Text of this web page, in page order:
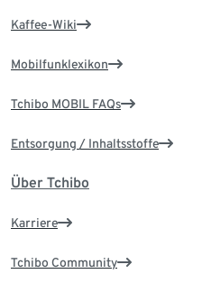
Kaffee-Wiki
Mobilfunklexikon
Tchibo MOBIL FAQs
Entsorgung / Inhaltsstoffe
Über Tchibo
Karriere
Tchibo Community